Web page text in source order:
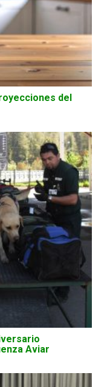
del
Aviar